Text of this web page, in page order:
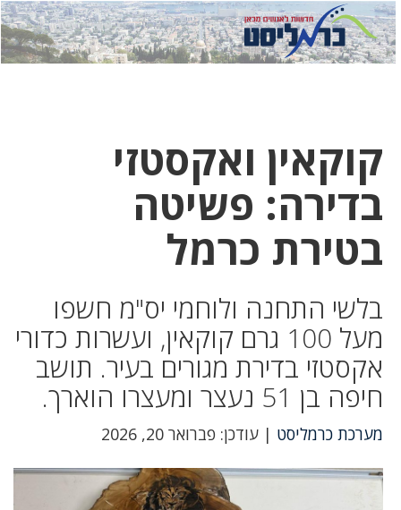
לחץ
כאן
לחץ
כדי
קוקאין ואקסטזי
בדירה: פשיטה
בטירת כרמל
בלשי התחנה ולוחמי יס"מ חשפו
מעל 100 גרם קוקאין, ועשרות כדורי
אקסטזי בדירת מגורים בעיר. תושב
חיפה בן 51 נעצר ומעצרו הוארך.
מערכת כרמליסט | עודכן: פברואר 20, 2026